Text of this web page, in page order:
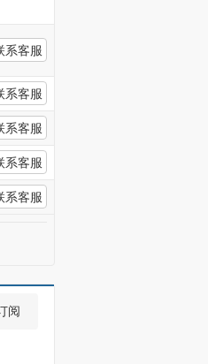
系客服
系客服
系客服
系客服
系客服
阅